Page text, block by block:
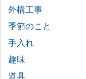
外構工事
季節のこと
手入れ
趣味
道具